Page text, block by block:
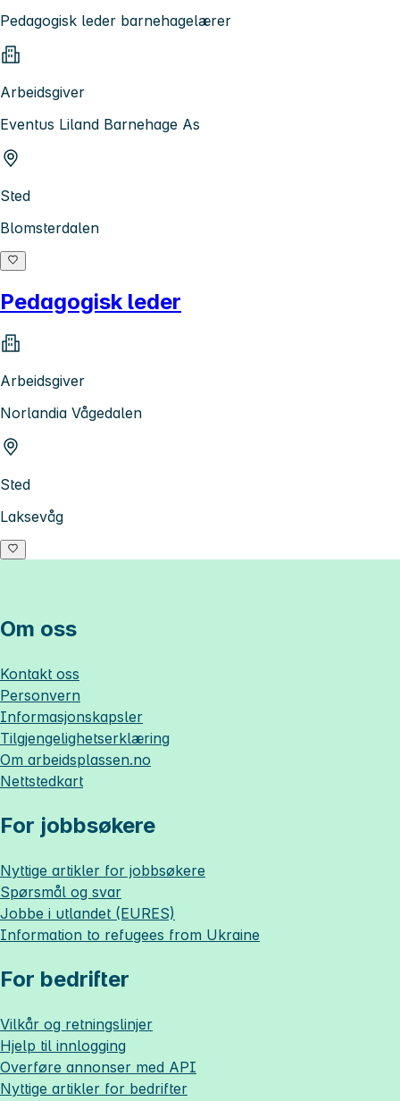
Pedagogisk leder barnehagelærer
Arbeidsgiver
Eventus Liland Barnehage As
Sted
Blomsterdalen
Pedagogisk leder
Arbeidsgiver
Norlandia Vågedalen
Sted
Laksevåg
Om oss
Kontakt oss
Personvern
Informasjonskapsler
Tilgjengelighetserklæring
Om arbeidsplassen.no
Nettstedkart
For jobbsøkere
Nyttige artikler for jobbsøkere
Spørsmål og svar
Jobbe i utlandet (EURES)
Information to refugees from Ukraine
For bedrifter
Vilkår og retningslinjer
Hjelp til innlogging
Overføre annonser med API
Nyttige artikler for bedrifter